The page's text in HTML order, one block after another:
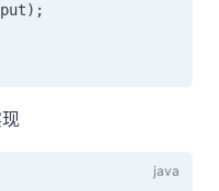
) ;